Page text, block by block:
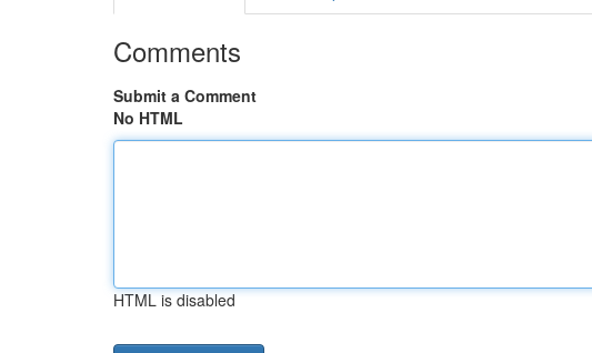
Comments
Submit a Comment
No HTML
HTML is disabled